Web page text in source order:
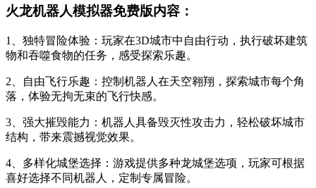
火龙机器人模拟器免费版内容：
1、独特冒险体验：玩家在3D城市中自由行动，执行破坏建筑
物和吞噬食物的任务，感受探索乐趣。
2、自由飞行乐趣：控制机器人在天空翱翔，探索城市每个角
落，体验无拘无束的飞行快感。
3、强大摧毁能力：机器人具备毁灭性攻击力，轻松破坏城市
结构，带来震撼视觉效果。
4、多样化城堡选择：游戏提供多种龙城堡选项，玩家可根据
喜好选择不同机器人，定制专属冒险。